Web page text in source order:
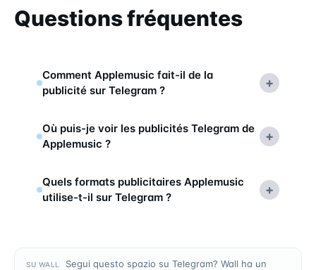
Questions fréquentes
Comment Applemusic fait-il de la
publicité sur Telegram ?
+
Où puis-je voir les publicités Telegram de
Applemusic ?
+
Quels formats publicitaires Applemusic
utilise-t-il sur Telegram ?
+
SU WALL
Segui questo spazio su Telegram? Wall ha un